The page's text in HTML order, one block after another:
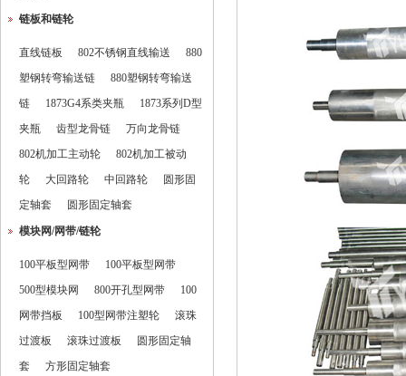
链板和链轮
直线链板 802不锈钢直线输送
880
塑钢转弯输送链
880塑钢转弯输送
链
1873G4系类夹瓶
1873系列D型
夹瓶
齿型龙骨链
万向龙骨链
802机加工主动轮
802机加工被动
轮
大回路轮 中回路轮
圆形固
定轴套
圆形固定轴套
模块网/网带/链轮
100平板型网带
100平板型网带
500型模块网
800开孔型网带
100
网带挡板
100型网带注塑轮
滚珠
过渡板
滚珠过渡板
圆形固定轴
套
方形固定轴套